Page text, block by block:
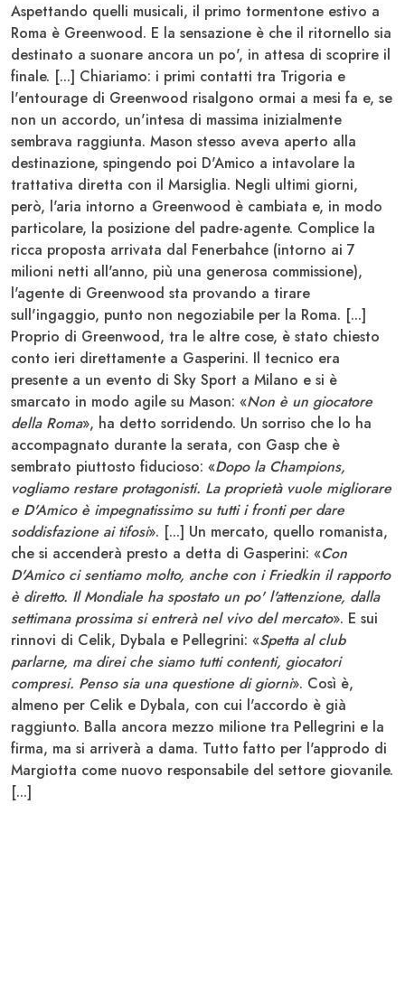
Aspettando quelli musicali, il primo tormentone estivo a
Roma è Greenwood. E la sensazione è che il ritornello sia
destinato a suonare ancora un po', in attesa di scoprire il
finale. [...] Chiariamo: i primi contatti tra Trigoria e
l'entourage di Greenwood risalgono ormai a mesi fa e, se
non un accordo, un'intesa di massima inizialmente
sembrava raggiunta. Mason stesso aveva aperto alla
destinazione, spingendo poi D'Amico a intavolare la
trattativa diretta con il Marsiglia. Negli ultimi giorni,
però, l'aria intorno a Greenwood è cambiata e, in modo
particolare, la posizione del padre-agente. Complice la
ricca proposta arrivata dal Fenerbahce (intorno ai 7
milioni netti all'anno, più una generosa commissione),
l'agente di Greenwood sta provando a tirare
sull'ingaggio, punto non negoziabile per la Roma. [...]
Proprio di Greenwood, tra le altre cose, è stato chiesto
conto ieri direttamente a Gasperini. Il tecnico era
presente a un evento di Sky Sport a Milano e si è
smarcato in modo agile su Mason: «Non è un giocatore
della Roma», ha detto sorridendo. Un sorriso che lo ha
accompagnato durante la serata, con Gasp che è
sembrato piuttosto fiducioso: «Dopo la Champions,
vogliamo restare protagonisti. La proprietà vuole migliorare
e D'Amico è impegnatissimo su tutti i fronti per dare
soddisfazione ai tifosi». [...] Un mercato, quello romanista,
che si accenderà presto a detta di Gasperini: «Con
D'Amico ci sentiamo molto, anche con i Friedkin il rapporto
è diretto. Il Mondiale ha spostato un po' l'attenzione, dalla
settimana prossima si entrerà nel vivo del mercato». E sui
rinnovi di Celik, Dybala e Pellegrini: «Spetta al club
parlarne, ma direi che siamo tutti contenti, giocatori
compresi. Penso sia una questione di giorni». Così è,
almeno per Celik e Dybala, con cui l'accordo è già
raggiunto. Balla ancora mezzo milione tra Pellegrini e la
firma, ma si arriverà a dama. Tutto fatto per l'approdo di
Margiotta come nuovo responsabile del settore giovanile.
[...]